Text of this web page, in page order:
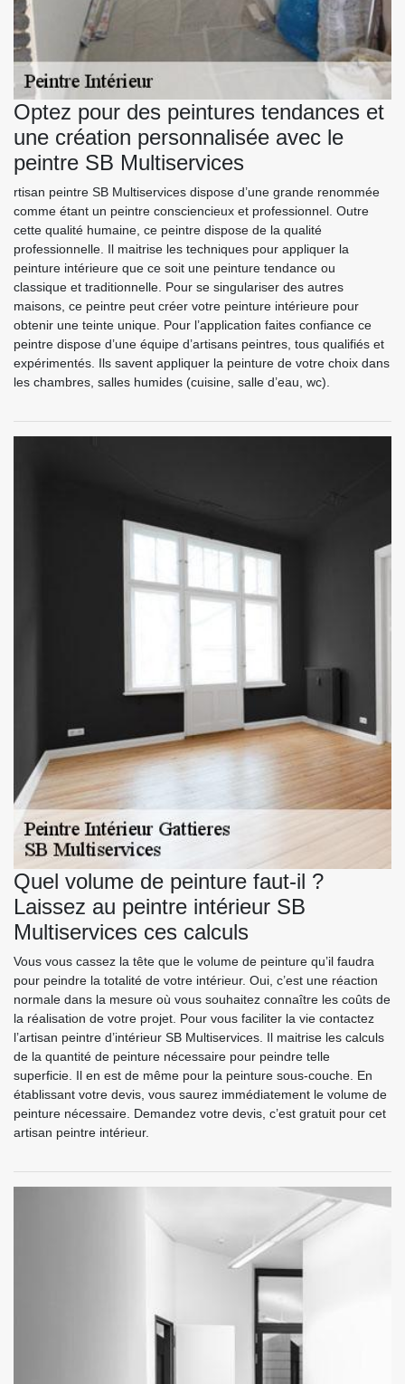
Optez pour des peintures tendances et
une création personnalisée avec le
peintre SB Multiservices
rtisan peintre SB Multiservices dispose d’une grande renommée
comme étant un peintre consciencieux et professionnel. Outre
cette qualité humaine, ce peintre dispose de la qualité
professionnelle. Il maitrise les techniques pour appliquer la
peinture intérieure que ce soit une peinture tendance ou
classique et traditionnelle. Pour se singulariser des autres
maisons, ce peintre peut créer votre peinture intérieure pour
obtenir une teinte unique. Pour l’application faites confiance ce
peintre dispose d’une équipe d’artisans peintres, tous qualifiés et
expérimentés. Ils savent appliquer la peinture de votre choix dans
les chambres, salles humides (cuisine, salle d’eau, wc).
Quel volume de peinture faut-il ?
Laissez au peintre intérieur SB
Multiservices ces calculs
Vous vous cassez la tête que le volume de peinture qu’il faudra
pour peindre la totalité de votre intérieur. Oui, c’est une réaction
normale dans la mesure où vous souhaitez connaître les coûts de
la réalisation de votre projet. Pour vous faciliter la vie contactez
l’artisan peintre d’intérieur SB Multiservices. Il maitrise les calculs
de la quantité de peinture nécessaire pour peindre telle
superficie. Il en est de même pour la peinture sous-couche. En
établissant votre devis, vous saurez immédiatement le volume de
peinture nécessaire. Demandez votre devis, c’est gratuit pour cet
artisan peintre intérieur.